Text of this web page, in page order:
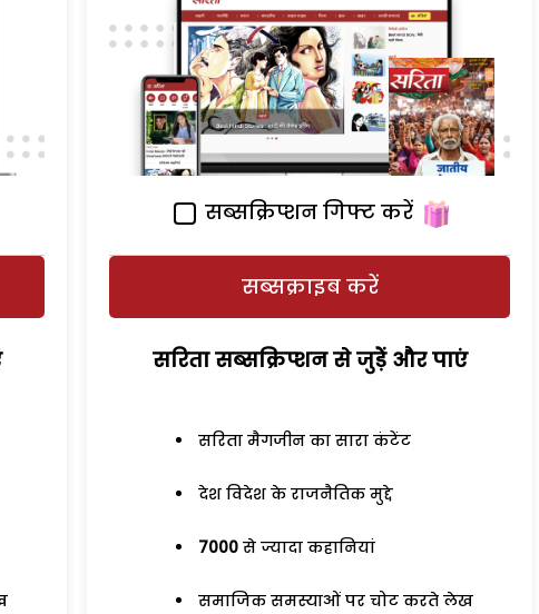
सब्सक्रिप्शन गिफ्ट करें
सब्सक्राइब करें
सरिता सब्सक्रिप्शन से जुड़ेें और पाएं
सरिता मैगजीन का सारा कंटेंट
देश विदेश के राजनैतिक मुद्दे
7000 से ज्यादा कहानियां
समाजिक समस्याओं पर चोट करते लेख